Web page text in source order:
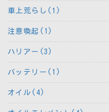
車上荒らし(1)
注意喚起(1)
ハリアー(3)
バッテリー(1)
オイル(4)